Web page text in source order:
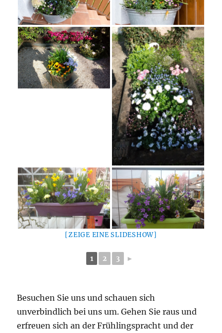
[ZEIGE EINE SLIDESHOW]
1 2 3 ►
Besuchen Sie uns und schauen sich
unverbindlich bei uns um. Gehen Sie raus und
erfreuen sich an der Frühlingspracht und der